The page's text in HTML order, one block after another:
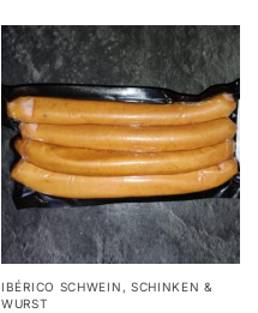
IBÉRICO SCHWEIN , SCHINKEN &
WURST